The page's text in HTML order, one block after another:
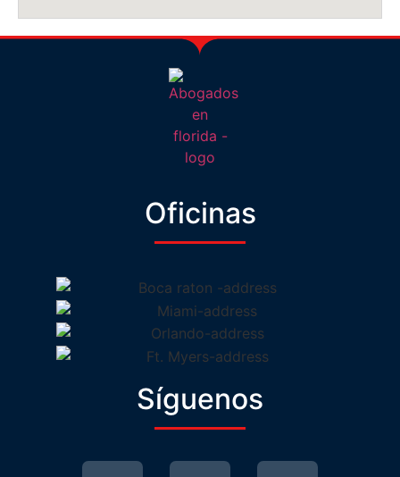
Oficinas
Síguenos